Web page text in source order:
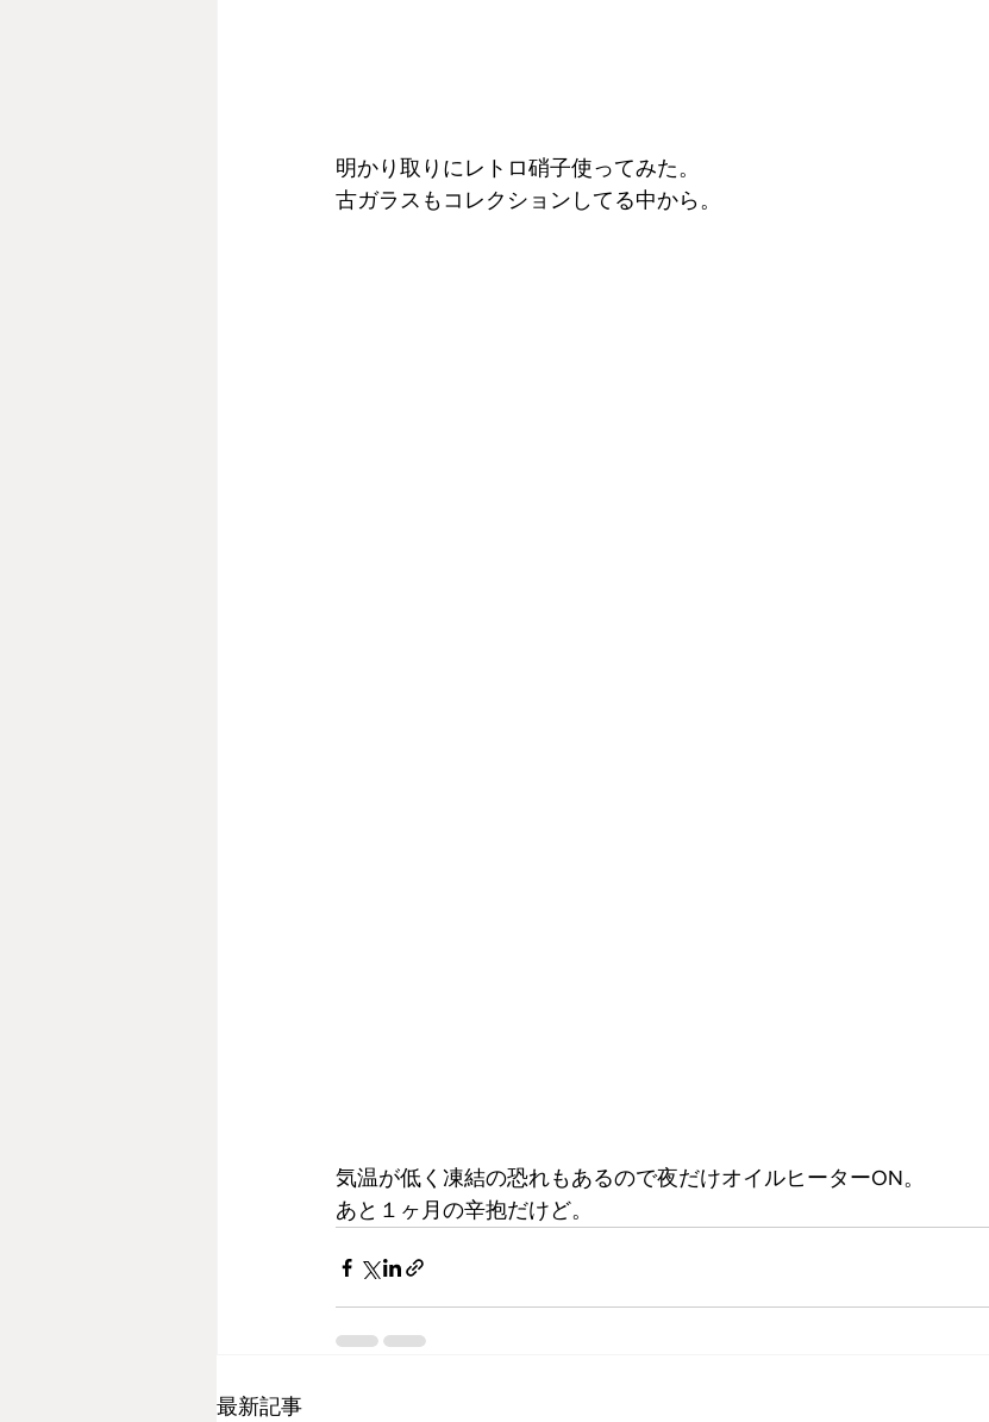
明かり取りにレトロ硝子使ってみた。
古ガラスもコレクションしてる中から。
気温が低く凍結の恐れもあるので夜だけオイルヒーターON。
あと１ヶ月の辛抱だけど。
最新記事